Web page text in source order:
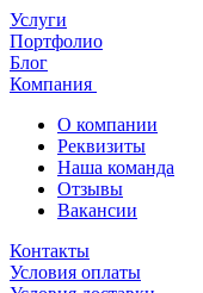
Услуги
Портфолио
Блог
Компания
О компании
Реквизиты
Наша команда
Отзывы
Вакансии
Контакты
Условия оплаты